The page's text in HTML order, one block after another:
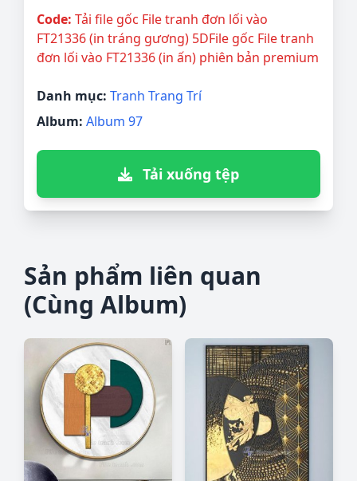
Code: Tải file gốc File tranh đơn lối vào
FT21336 (in tráng gương) 5DFile gốc File tranh
đơn lối vào FT21336 (in ấn) phiên bản premium
Danh mục: Tranh Trang Trí
Album: Album 97
Tải xuống tệp
Sản phẩm liên quan
(Cùng Album)